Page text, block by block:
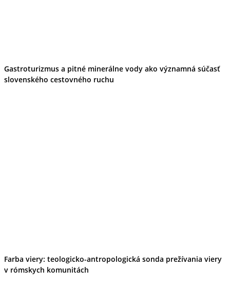
Gastroturizmus a pitné minerálne vody ako významná súčasť
slovenského cestovného ruchu
Farba viery: teologicko-antropologická sonda prežívania viery
v rómskych komunitách